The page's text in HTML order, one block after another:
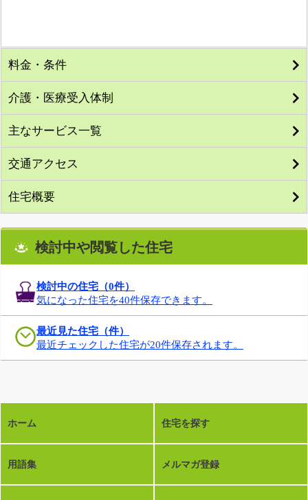
料金・条件
介護・医療受入体制
主なサービス一覧
交通アクセス
住宅概要
検討中や閲覧した住宅
検討中の住宅（0件）
気になった住宅を40件保存できます。
最近見た住宅（件）
最近チェックした住宅が20件保存されます。
ホーム 住宅を探す
用語集 メルマガ登録